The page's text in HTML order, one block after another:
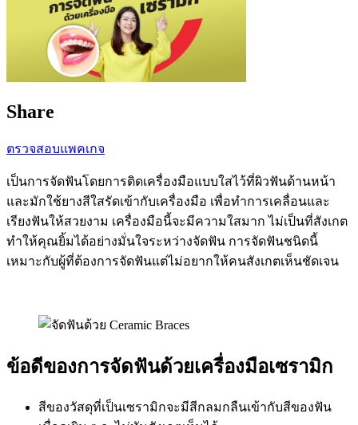
Share
ตรวจสอบแพคเกจ
เป็นการจัดฟันโดยการติดเครื่องมือแบบใสไว้ที่ผิวฟันด้านหน้า
และมักใช้ยางสีใสรัดเข้ากับเครื่องมือ เพื่อทำการเคลื่อนและ
เรียงฟันให้สวยงาม เครื่องมือนี้จะมีความใสมาก ไม่เป็นที่สังเกต
ทำให้คุณยิ้มได้อย่างมั่นใจระหว่างจัดฟัน การจัดฟันชนิดนี้
เหมาะกับผู้ที่ต้องการจัดฟันแต่ไม่อยากให้คนสังเกตเห็นชัดเจน
ข้อดีของการจัดฟันด้วยเครื่องมือเซรามิก
สีของวัสดุที่เป็นเซรามิกจะมีสีกลมกลืนเข้ากับสีของฟัน